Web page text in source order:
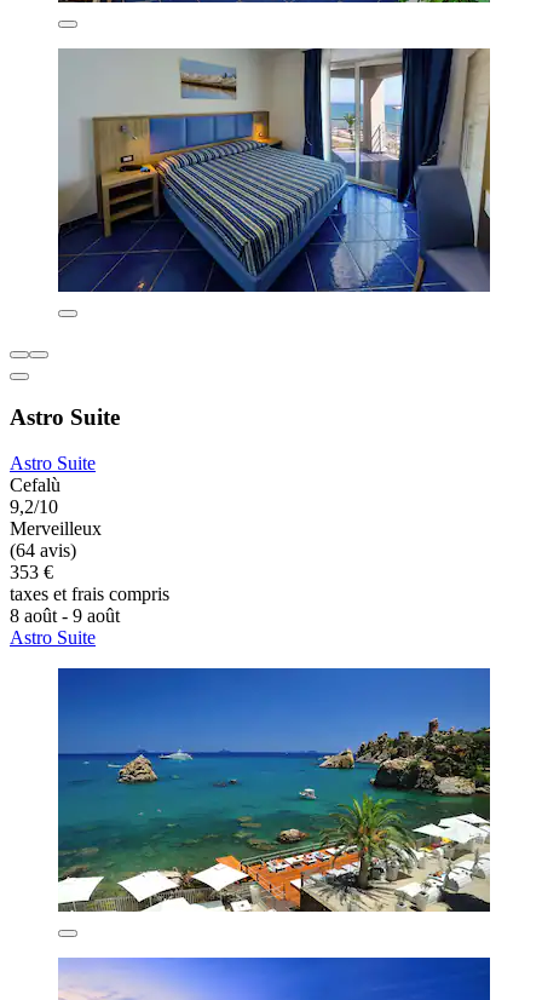
Astro Suite
Astro Suite
Cefalù
9,2/10
Merveilleux
(64 avis)
353 €
taxes et frais compris
8 août - 9 août
Astro Suite